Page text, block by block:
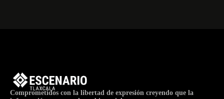
Comprometidos con la libertad de expresión creyendo que la